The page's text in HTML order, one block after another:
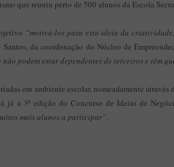
que reuniu perto de 500 alunos da Escola
“motivá-los para esta ideia da
Santos, da coordenação do Núcleo de
não podem estar dependentes de terceiros e têm
em ambiente escolar, nomeadamente
já a 3ª edição do Concurso de Ideias de
mais alunos a participar”.